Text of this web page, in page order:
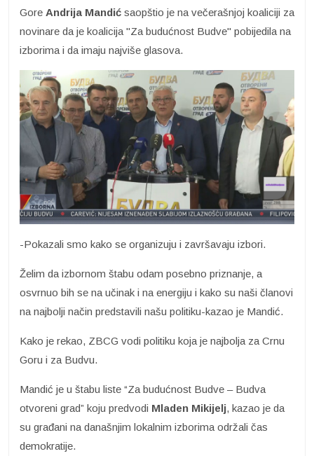
Gore Andrija Mandić saopštio je na večerašnjoj koaliciji za
novinare da je koalicija "Za budućnost Budve" pobijedila na
izborima i da imaju najviše glasova.
-Pokazali smo kako se organizuju i završavaju izbori.
Želim da izbornom štabu odam posebno priznanje, a
osvrnuo bih se na učinak i na energiju i kako su naši članovi
na najbolji način predstavili našu politiku-kazao je Mandić.
Kako je rekao, ZBCG vodi politiku koja je najbolja za Crnu
Goru i za Budvu.
Mandić je u štabu liste “Za budućnost Budve – Budva
otvoreni grad” koju predvodi Mladen Mikijelj, kazao je da
su građani na današnjim lokalnim izborima održali čas
demokratije.